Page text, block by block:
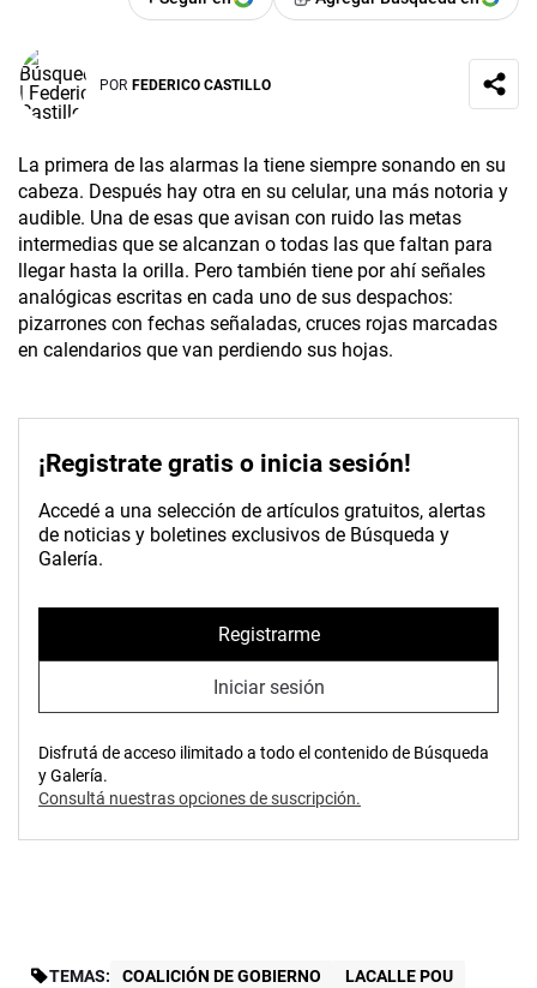
POR FEDERICO CASTILLO
La primera de las alarmas la tiene siempre sonando en su
cabeza. Después hay otra en su celular, una más notoria y
audible. Una de esas que avisan con ruido las metas
intermedias que se alcanzan o todas las que faltan para
llegar hasta la orilla. Pero también tiene por ahí señales
analógicas escritas en cada uno de sus despachos:
pizarrones con fechas señaladas, cruces rojas marcadas
en calendarios que van perdiendo sus hojas.
¡Registrate gratis o inicia sesión!
Accedé a una selección de artículos gratuitos, alertas
de noticias y boletines exclusivos de Búsqueda y
Galería.
Registrarme
Iniciar sesión
Disfrutá de acceso ilimitado a todo el contenido de Búsqueda
y Galería.
Consultá nuestras opciones de suscripción.
TEMAS: COALICIÓN DE GOBIERNO
LACALLE POU